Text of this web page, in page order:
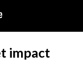
impact